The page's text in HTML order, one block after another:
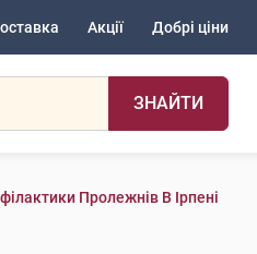
Акції Добрі ціни
ЗНАЙТИ
Пролежнів В Ірпені